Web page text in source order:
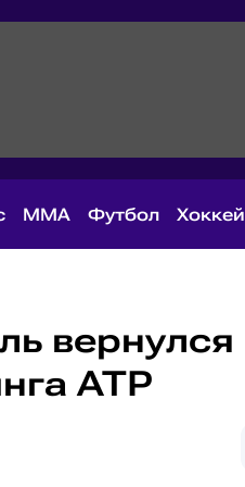
MMA Футбол Хоккей
ATP